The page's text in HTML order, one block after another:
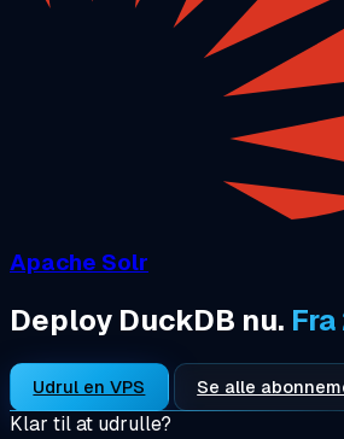
Apache Solr
Deploy DuckDB nu.
Udrul en VPS Se alle
Klar til at udrulle?